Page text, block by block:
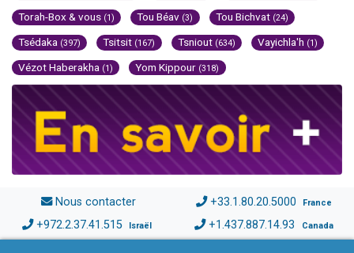
Torah-Box & vous (1) Tou Béav (3) Tou Bichvat (24)
Tsédaka (397) Tsitsit (167) Tsniout (634) Vayichla'h (1)
Vézot Haberakha (1) Yom Kippour (318)
Nous contacter +33.1.80.20.5000 France
+972.2.37.41.515 Israël +1.437.887.14.93 Canada